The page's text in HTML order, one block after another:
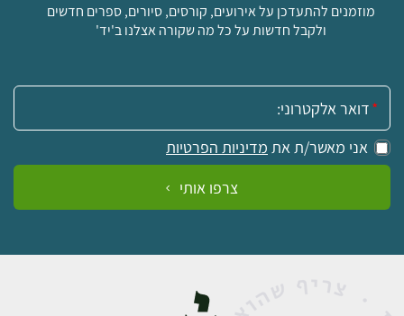
מוזמנים להתעדכן על אירועים, קורסים, סיורים, ספרים חדשים
ולקבל חדשות על כל מה שקורה אצלנו ב'יד'
אימייל:
אני מאשר/ת את מדיניות הפרטיות
צרפו אותי